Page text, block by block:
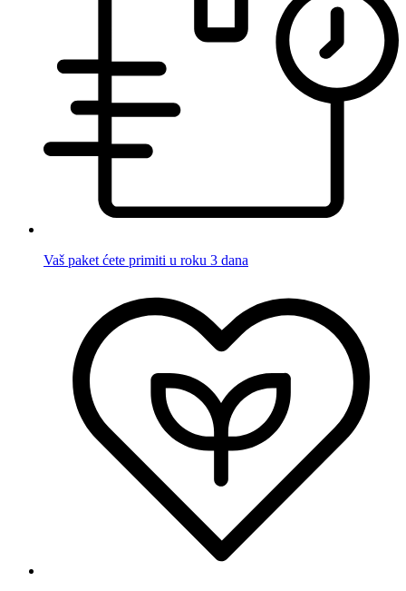
Vaš paket ćete primiti u roku 3 dana